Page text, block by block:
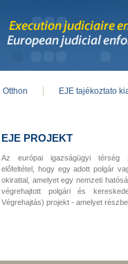
EJE PROJEKT
Az európai igazságügyi térség
előfeltétel, hogy egy adott polgár
okirattal, amelyet egy nemzeti
végrehajtott polgári és
Végrehajtás) projekt - amelyet
Otthon EJE tajékoztato